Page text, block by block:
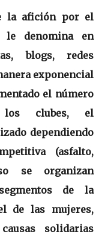
la afición por el
denomina en
blogs, redes
exponencial
el número
los clubes, el
dependiendo
(asfalto,
se organizan
de la
de las mujeres,
solidarias